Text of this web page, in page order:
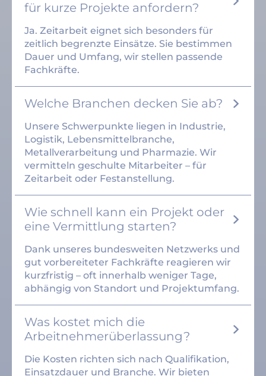
für kurze Projekte anfordern?
Ja. Zeitarbeit eignet sich besonders für
zeitlich begrenzte Einsätze. Sie bestimmen
Dauer und Umfang, wir stellen passende
Fachkräfte.
Welche Branchen decken Sie ab?
Unsere Schwerpunkte liegen in Industrie,
Logistik, Lebensmittelbranche,
Metallverarbeitung und Pharmazie. Wir
vermitteln geschulte Mitarbeiter – für
Zeitarbeit oder Festanstellung.
Wie schnell kann ein Projekt oder
eine Vermittlung starten?
Dank unseres bundesweiten Netzwerks und
gut vorbereiteter Fachkräfte reagieren wir
kurzfristig – oft innerhalb weniger Tage,
abhängig von Standort und Projektumfang.
Was kostet mich die
Arbeitnehmerüberlassung?
Die Kosten richten sich nach Qualifikation,
Einsatzdauer und Branche. Wir bieten